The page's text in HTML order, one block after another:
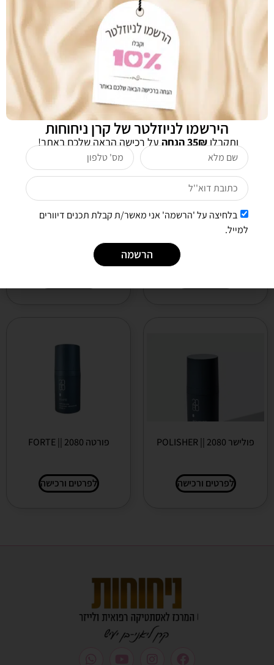
שליחה
לקוחות שרכשו מוצר זה רכשו גם
פולישר 2080 || POLISHER
לפרטים ורכישה
פורטה 2080 || FORTE
לפרטים ורכישה
הירשמו לניוזלטר של קרן ניחוחות
ותקבלו35₪ הנחה על רכישה הבאה שלכם באתר!
בלחיצה על 'הרשמה' אני מאשר/ת קבלת תכנים דיוורים
למייל.
הרשמה